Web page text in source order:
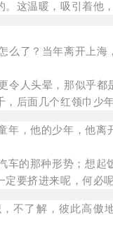
这温暖，吸引着他
了？当年离开上
人头晕，那似乎
后面几个红领巾少
，他的少年，他
那种形势；想起
要挤进来呢，何必
了解，彼此高傲